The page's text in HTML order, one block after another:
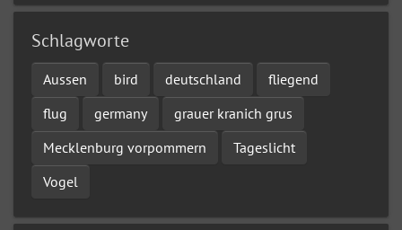
Schlagworte
Aussen bird deutschland
fliegend
flug
germany
grauer kranich grus
Mecklenburg vorpommern
Tageslicht
Vogel